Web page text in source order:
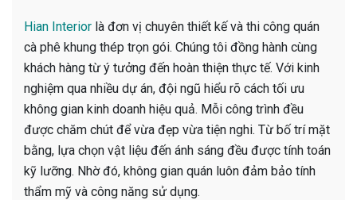
Hian Interior là đơn vị chuyên thiết kế và thi công quán
cà phê khung thép trọn gói. Chúng tôi đồng hành cùng
khách hàng từ ý tưởng đến hoàn thiện thực tế. Với kinh
nghiệm qua nhiều dự án, đội ngũ hiểu rõ cách tối ưu
không gian kinh doanh hiệu quả. Mỗi công trình đều
được chăm chút để vừa đẹp vừa tiện nghi. Từ bố trí mặt
bằng, lựa chọn vật liệu đến ánh sáng đều được tính toán
kỹ lưỡng. Nhờ đó, không gian quán luôn đảm bảo tính
thẩm mỹ và công năng sử dụng.